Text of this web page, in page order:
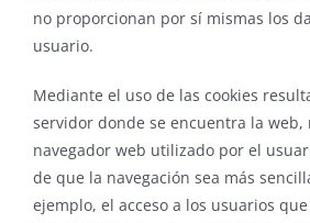
no proporcionan por sí mismas los
usuario.
Mediante el uso de las cookies
servidor donde se encuentra la web,
navegador web utilizado por el
de que la navegación sea más
ejemplo, el acceso a los usuarios